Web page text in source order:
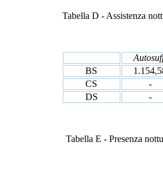
Tabella D - Assistenza
BS
CS
-
DS
-
Tabella E - Presenza